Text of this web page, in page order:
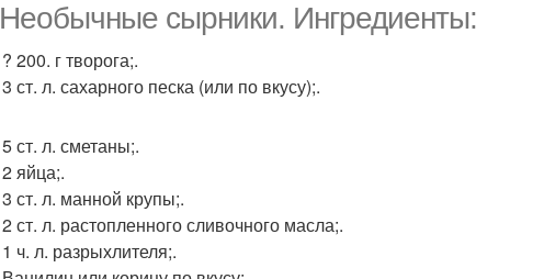
Необычные сырники. Ингредиенты:
? 200. г творога;.
3 ст. л. сахарного песка (или по вкусу);.
5 ст. л. сметаны;.
2 яйца;.
3 ст. л. манной крупы;.
2 ст. л. растопленного сливочного масла;.
1 ч. л. разрыхлителя;.